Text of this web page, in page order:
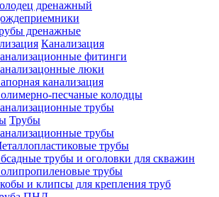
дренажный
дренажные
Канализация
фитинги
люки
канализация
песчаные колодцы
трубы
Трубы
трубы
трубы
трубы и оголовки для скважин
трубы
и клипсы для крепления труб